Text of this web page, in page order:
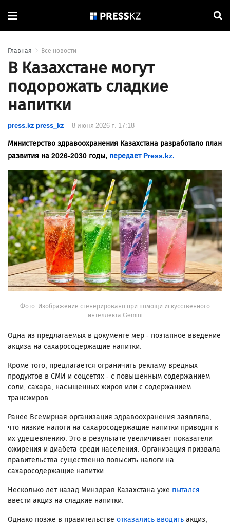
Главная Все новости
В Казахстане могут
подорожать сладкие
напитки
press.kz press_kz 8 июня 2026 г. 17:18
Министерство здравоохранения Казахстана разработало план
развития на 2026-2030 годы, передает Press.kz.
Фото: Изображение сгенерировано при помощи искусственного
интеллекта Gemini
Одна из предлагаемых в документе мер - поэтапное введение
акциза на сахаросодержащие напитки.
Кроме того, предлагается ограничить рекламу вредных
продуктов в СМИ и соцсетях - с повышенным содержанием
соли, сахара, насыщенных жиров или с содержанием
трансжиров.
Ранее Всемирная организация здравоохранения заявляла,
что низкие налоги на сахаросодержащие напитки приводят к
их удешевлению. Это в результате увеличивает показатели
ожирения и диабета среди населения. Организация призвала
правительства существенно повысить налоги на
сахаросодержащие напитки.
Несколько лет назад Минздрав Казахстана уже пытался
ввести акциз на сладкие напитки.
Однако позже в правительстве отказались вводить акциз,